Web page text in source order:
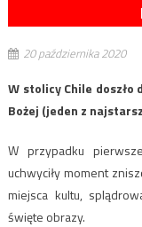
20 października 2020
W stolicy Chile doszło
Bożej (jeden z
W przypadku
uchwyciły moment
miejsca kultu,
święte obrazy.